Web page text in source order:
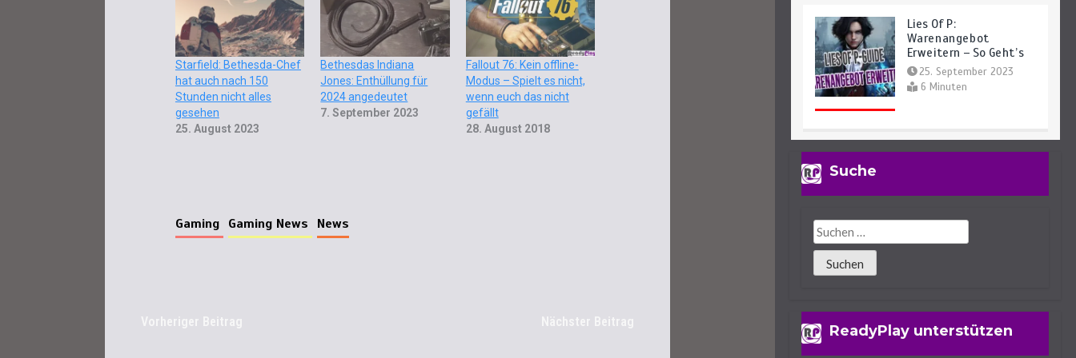
Starfield: Bethesda-Chef
hat auch nach 150
Stunden nicht alles
gesehen
25. August 2023
Bethesdas Indiana
Jones: Enthüllung für
2024 angedeutet
7. September 2023
Fallout 76: Kein offline-
Modus – Spielt es nicht,
wenn euch das nicht
gefällt
28. August 2018
Gaming Gaming News News
Vorheriger Beitrag Nächster Beitrag
Lies Of P:
Warenangebot
Erweitern – So Geht’s
25. September 2023
6 Minuten
6 Minuten
Und -Schlüssel Finden
Leicht Gemacht
Suche
ReadyPlay unterstützen